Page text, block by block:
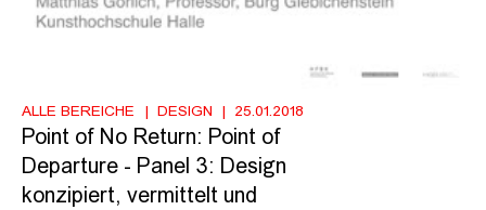
ALLE BEREICHE DESIGN 25.01.2018
Point of No Return: Point of
Departure - Panel 3: Design
konzipiert, vermittelt und